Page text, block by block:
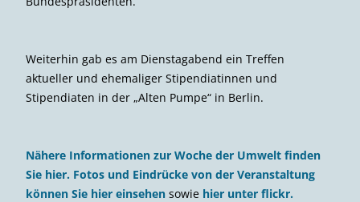
Weiterhin gab es am Dienstagabend ein Treffen
aktueller und ehemaliger Stipendiatinnen und
Stipendiaten in der „Alten Pumpe“ in Berlin.
Nähere Informationen zur Woche der Umwelt finden
Sie hier. Fotos und Eindrücke von der Veranstaltung
können Sie hier einsehen sowie hier unter flickr.